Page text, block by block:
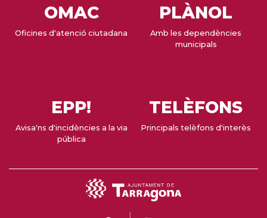
OMAC
Oficines d'atenció ciutadana
PLÀNOL
Amb les dependències
municipals
EPP!
Avisa'ns d'incidències a la via
pública
TELÈFONS
Principals telèfons d'interès